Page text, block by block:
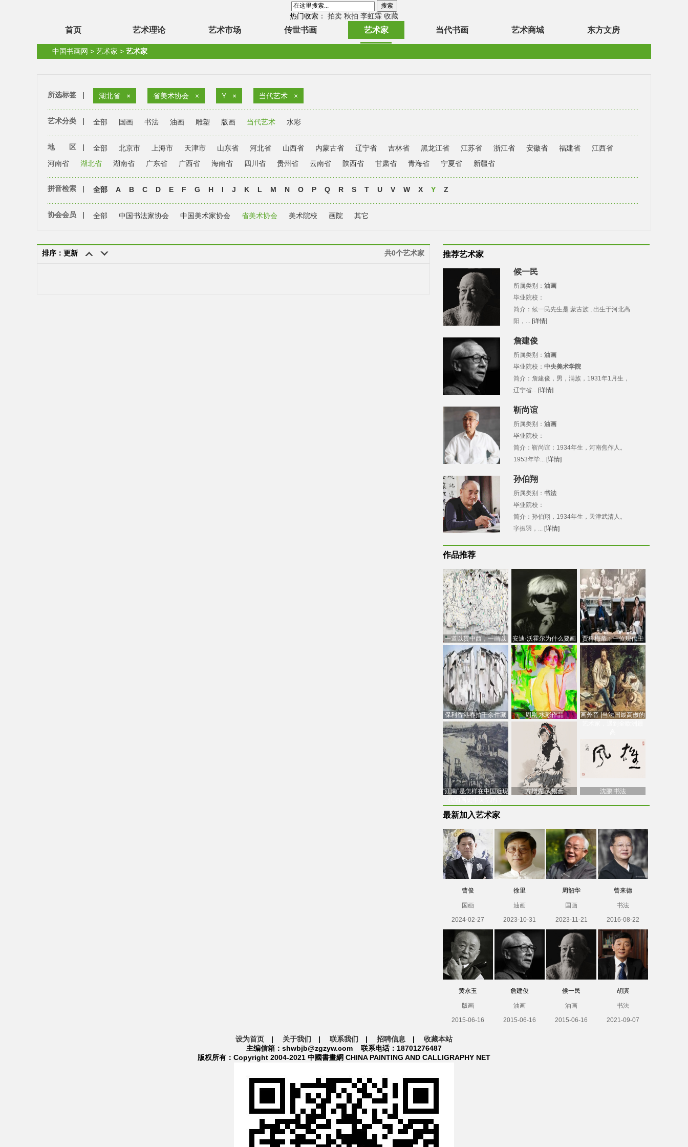
热门收索： 拍卖 秋拍 李虹霖 收藏
首页 艺术理论 艺术市场 传世书画 艺术家 当代书画 艺术商城 东方文房
中国书画网 > 艺术家 > 艺术家
所选标签 | 湖北省 × 省美术协会 × Y × 当代艺术 ×
艺术分类 | 全部 国画 书法 油画 雕塑 版画 当代艺术 水彩
地 区 | 全部 北京市 上海市 天津市 山东省 河北省 山西省 内蒙古省 辽宁省 吉林省 黑龙江省 江苏省 浙江省 安徽省 福建省
江西省
河南省
湖北省 湖南省 广东省 广西省 海南省 四川省 贵州省 云南省 陕西省 甘肃省 青海省 宁夏省 新疆省
拼音检索 | 全部 A B C D E F G H I J K L M N O P Q R S T U V W X Y Z
协会会员 | 全部 中国书法家协会 中国美术家协会 省美术协会 美术院校 画院 其它
排序：更新 共0个艺术家 推荐艺术家
候一民
所属类别： 油画
毕业院校：
简介：候一民先生是 蒙古族 , 出生于河北高
阳，... [详情]
詹建俊
所属类别： 油画
毕业院校： 中央美术学院
简介：詹建俊，男，满族，1931年1月生，
辽宁省... [详情]
靳尚谊
所属类别： 油画
毕业院校：
简介：靳尚谊：1934年生，河南焦作人。
1953年毕... [详情]
孙伯翔
所属类别： 书法
毕业院校：
简介：孙伯翔，1934年生，天津武清人。
字振羽，... [详情]
作品推荐
一道以贯中西，一画以
通古今：吴冠中的绘画
创
安迪·沃霍尔为什么要画
芭比
贾科梅蒂：一位现代主
义的“当代”艺术家
保利香港春拍千余件藏
品估价逾7亿港元，吴冠
中
周刚 水彩作品
画外音 |当法国最高傲的
“江南”是怎样在中国近现
方增先 人物画 沈鹏 书法
最新加入艺术家
曹俊
国画
2024-02-27
徐里
油画
2023-10-31
周韶华
国画
2023-11-21
曾来德
书法
2016-08-22
黄永玉
版画
2015-06-16
詹建俊
油画
2015-06-16
候一民
油画
2015-06-16
胡滨
书法
2021-09-07
设为首页 | 关于我们 | 联系我们 | 招聘信息 | 收藏本站
主编信箱：shwbjb@zgzyw.com 联系电话：18701276487
版权所有：Copyright 2004-2021 中國書畫網 CHINA PAINTING AND CALLIGRAPHY NET